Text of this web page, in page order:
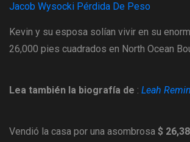
Jacob Wysocki Pérdida De Peso
Kevin y su esposa solían vivir en su
26,000 pies cuadrados en North Ocean
Lea también la biografía de : Leah
Vendió la casa por una asombrosa $